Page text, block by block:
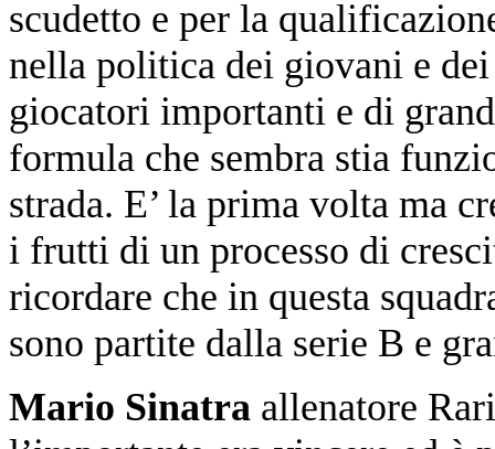
scudetto e per la
nella politica dei giovani e
giocatori importanti e di
formula che sembra stia
strada. E’ la prima volta ma
i frutti di un processo di
ricordare che in questa
sono partite dalla serie B e
Mario Sinatra allenatore